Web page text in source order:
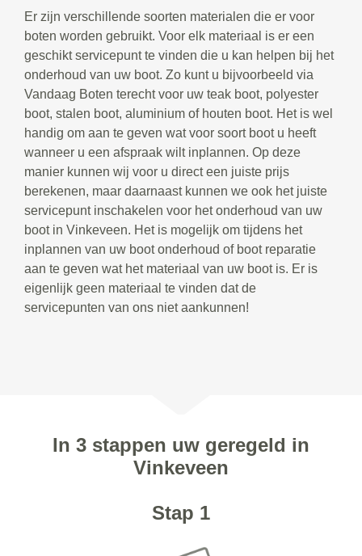
Er zijn verschillende soorten materialen die er voor
boten worden gebruikt. Voor elk materiaal is er een
geschikt servicepunt te vinden die u kan helpen bij het
onderhoud van uw boot. Zo kunt u bijvoorbeeld via
Vandaag Boten terecht voor uw teak boot, polyester
boot, stalen boot, aluminium of houten boot. Het is wel
handig om aan te geven wat voor soort boot u heeft
wanneer u een afspraak wilt inplannen. Op deze
manier kunnen wij voor u direct een juiste prijs
berekenen, maar daarnaast kunnen we ook het juiste
servicepunt inschakelen voor het onderhoud van uw
boot in Vinkeveen. Het is mogelijk om tijdens het
inplannen van uw boot onderhoud of boot reparatie
aan te geven wat het materiaal van uw boot is. Er is
eigenlijk geen materiaal te vinden dat de
servicepunten van ons niet aankunnen!
In 3 stappen uw geregeld in
Vinkeveen
Stap 1